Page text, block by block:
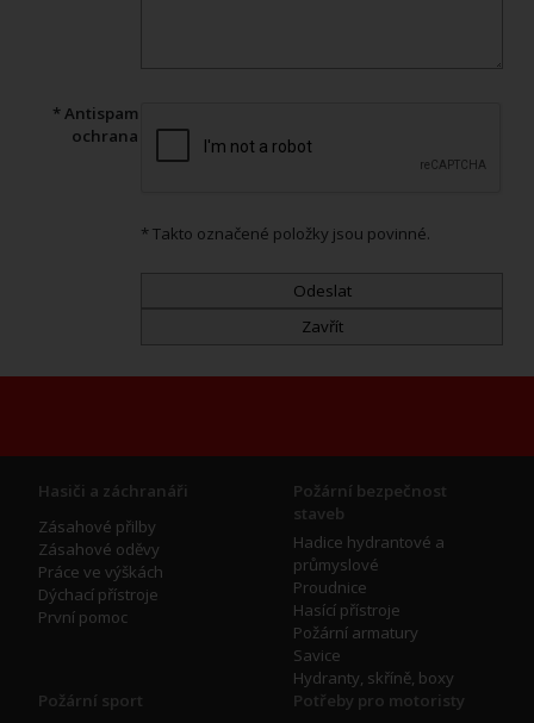
* Antispam
ochrana
* Takto označené položky jsou povinné.
Hasiči a záchranáři
Zásahové přilby
Zásahové oděvy
Práce ve výškách
Dýchací přístroje
První pomoc
Požární bezpečnost
staveb
Hadice hydrantové a
průmyslové
Proudnice
Hasící přístroje
Požární armatury
Savice
Hydranty, skříně, boxy
Požární sport
Potřeby pro motoristy